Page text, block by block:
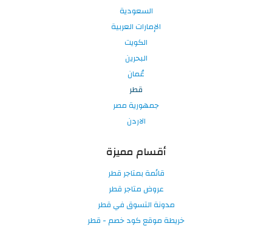
السعودية
الإمارات العربية
الكويت
البحرين
عُمان
قطر
جمهورية مصر
الاردن
أقسام مميزة
قائمة بمتاجر قطر
عروض متاجر قطر
مدونة التسوق في قطر
خريطة موقع كود خصم - قطر